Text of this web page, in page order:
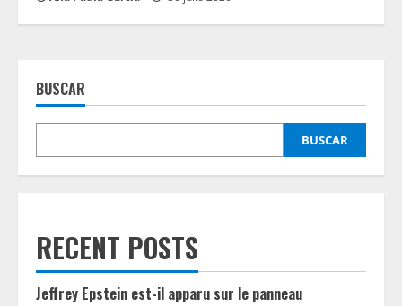
BUSCAR
BUSCAR
RECENT POSTS
Jeffrey Epstein est-il apparu sur le panneau